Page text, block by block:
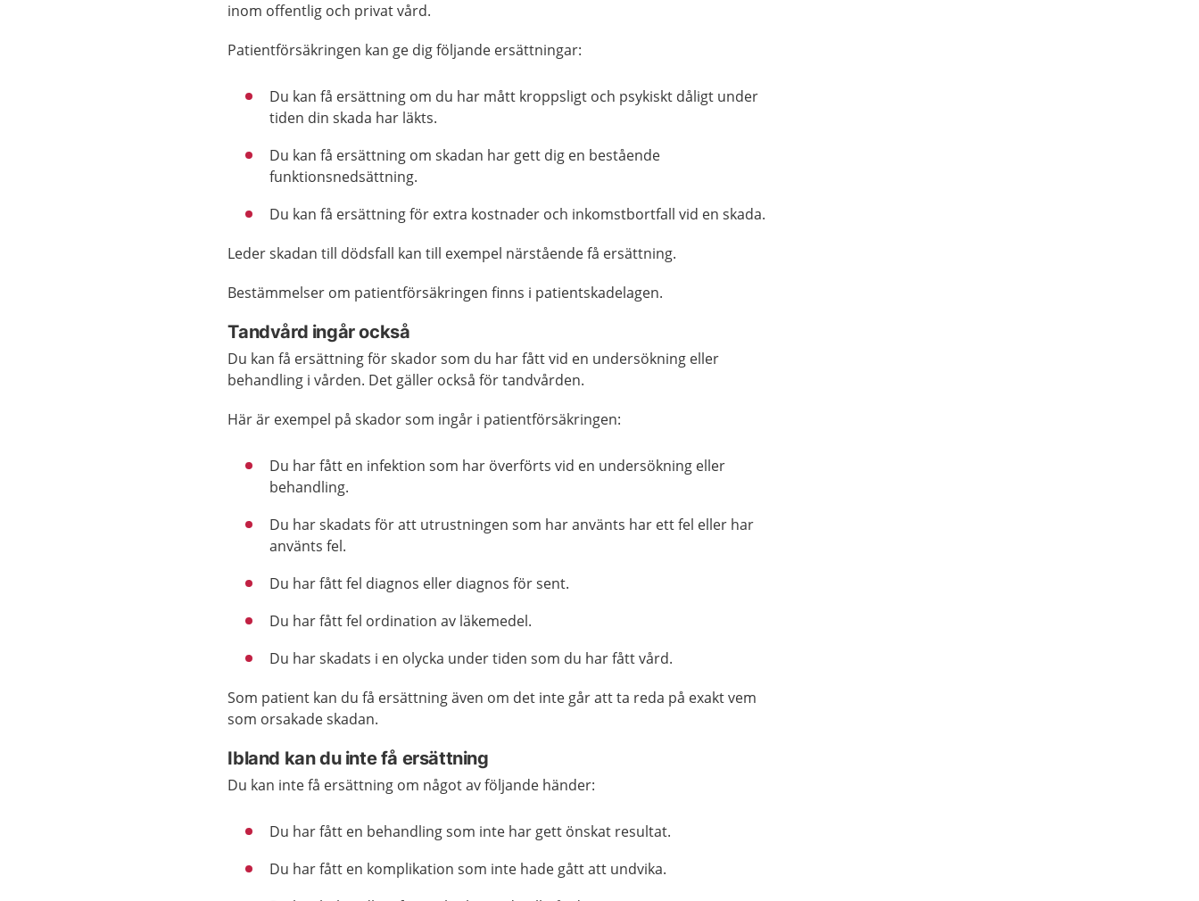
inom offentlig och privat vård.
Patientförsäkringen kan ge dig följande ersättningar:
Du kan få ersättning om du har mått kroppsligt och psykiskt dåligt under
tiden din skada har läkts.
Du kan få ersättning om skadan har gett dig en bestående
funktionsnedsättning.
Du kan få ersättning för extra kostnader och inkomstbortfall vid en skada.
Leder skadan till dödsfall kan till exempel närstående få ersättning.
Bestämmelser om patientförsäkringen finns i patientskadelagen.
Tandvård ingår också
Du kan få ersättning för skador som du har fått vid en undersökning eller
behandling i vården. Det gäller också för tandvården.
Här är exempel på skador som ingår i patientförsäkringen:
Du har fått en infektion som har överförts vid en undersökning eller
behandling.
Du har skadats för att utrustningen som har använts har ett fel eller har
använts fel.
Du har fått fel diagnos eller diagnos för sent.
Du har fått fel ordination av läkemedel.
Du har skadats i en olycka under tiden som du har fått vård.
Som patient kan du få ersättning även om det inte går att ta reda på exakt vem
som orsakade skadan.
Ibland kan du inte få ersättning
Du kan inte få ersättning om något av följande händer:
Du har fått en behandling som inte har gett önskat resultat.
Du har fått en komplikation som inte hade gått att undvika.